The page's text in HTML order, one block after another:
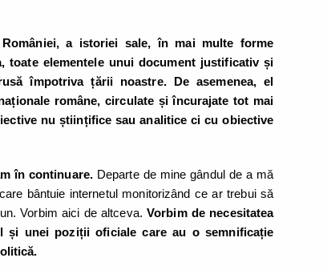
a istoriei sale, în mai multe forme
toate elementele unui document justificativ și
împotriva țării noastre. De asemenea, el
române, circulate și încurajate tot mai
nu științifice sau analitice ci cu obiective
în continuare. Departe de mine gândul de a mă
bântuie internetul monitorizând ce ar trebui să
Vorbim aici de altceva.Vorbim de necesitatea
unei poziții oficiale care au o semnificație